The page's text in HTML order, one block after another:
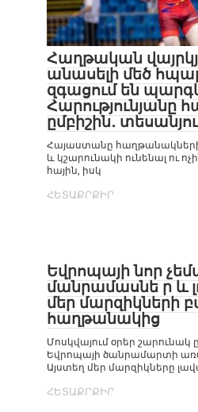
Հաղթական
անասելի մեծ
զգացում են
Հարությունյանը
ըմբիշին․
Հայաստանը հաղթանակների
և կշարունակի ունենալ ու
հային, իսկ
ՀԵՏԱՔՐՔԻՐ
Եվրոպայի նոր
մանրամասնե ր և
մեր մարզիկների
հաղթանակից
Մոսկվայում օրեր շարունակ
Եվրոպայի ծանրամարտի
Այստեղ մեր մարզիկները
ՀԵՏԱՔՐՔԻՐ